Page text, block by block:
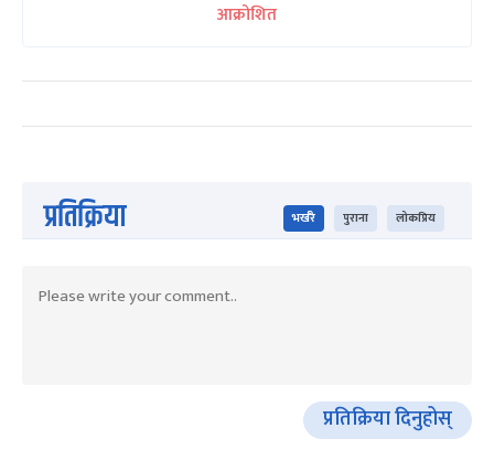
आक्रोशित
प्रतिक्रिया भर्खरै पुराना लोकप्रिय
प्रतिक्रिया दिनुहोस्